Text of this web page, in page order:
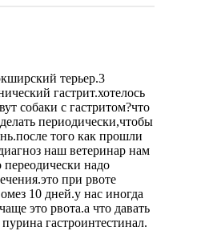
терьер.3
гастрит.хотелось
собаки с гастритом?что
периодически,чтобы
того как прошли
наш ветеринар нам
переодически надо
при рвоте
10 дней.у нас иногда
это рвота.а что давать
гастроинтестинал.